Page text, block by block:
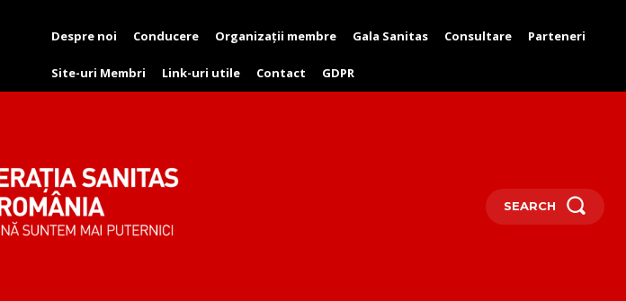
Despre noi Conducere Organizații membre Gala Sanitas Consultare Parteneri
Site-uri Membri Link-uri utile Contact GDPR
SEARCH